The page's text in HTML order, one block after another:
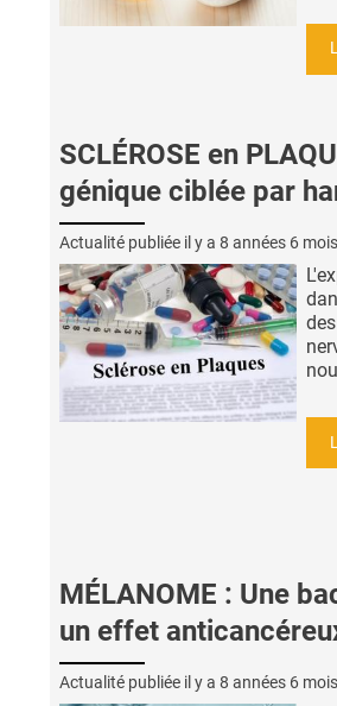
SCLÉROSE en
génique ciblée par
Actualité publiée il y a 8 années 6 mois
MÉLANOME : Une
un effet
Actualité publiée il y a 8 années 6 mois